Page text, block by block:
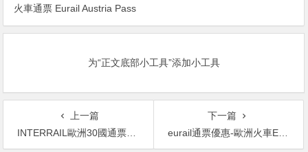
火車通票 Eurail Austria Pass
为“正文底部小工具”添加小工具
上一篇
INTERRAIL歐洲30國通票-INTERRAIL通票
下一篇
eurail通票優惠-歐洲火車Eurail 8折優惠-Eurail官网限时8折優惠